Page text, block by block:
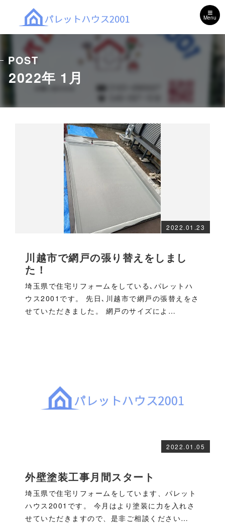
Menu
2022年 1月
POST
2022.01.23
川越市で網戸の張り替えをしまし
た！
埼玉県で住宅リフォームをしている､パレットハ
ウス2001です。 先日､川越市で網戸の張替えをさ
せていただきました。 網戸のサイズによ…
2022.01.05
外壁塗装工事月間スタート
埼玉県で住宅リフォームをしています、パレット
ハウス2001です。 今月はより塗装に力を入れさ
せていただきますので、是非ご相談ください…